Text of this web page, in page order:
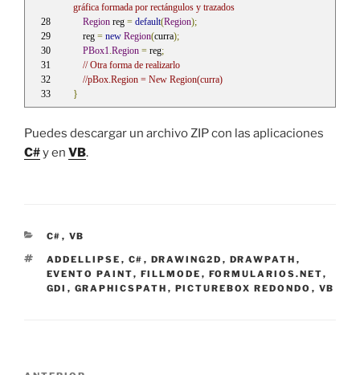
gráfica formada por rectángulos y trazados
Region reg = default(Region);
    reg
= new Region(curra);
PBox1.Region = reg;
// Otra forma de realizarlo
//pBox.Region = New Region(curra)
}
Puedes descargar un archivo ZIP con las aplicaciones
C#y en VB.
CATEGORÍAS
C# , VB
ETIQUETAS
ADDELLIPSE , C# , DRAWING2D , DRAWPATH ,
EVENTO PAINT, FILLMODE , FORMULARIOS.NET,
GDI , GRAPHICSPATH , PICTUREBOX REDONDO , VB
Navegación